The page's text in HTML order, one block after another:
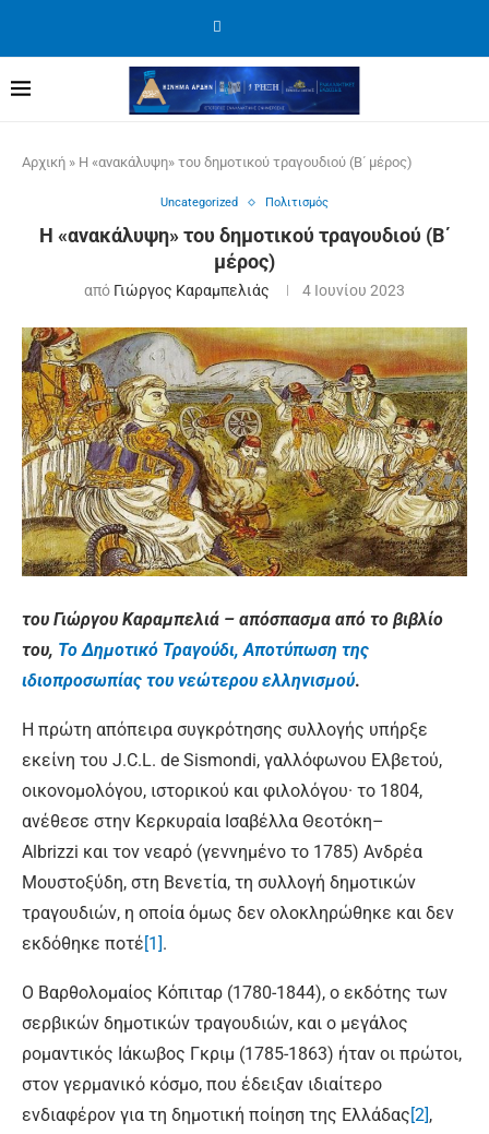
Αρχική » Η «ανακάλυψη» του δημοτικού τραγουδιού (B΄ μέρος)
Uncategorized Πολιτισμός
Η «ανακάλυψη» του δημοτικού τραγουδιού (B΄
μέρος)
από Γιώργος Καραμπελιάς 4 Ιουνίου 2023
του Γιώργου Καραμπελιά – απόσπασμα από το βιβλίο
του, Το Δημοτικό Τραγούδι, Αποτύπωση της
ιδιοπροσωπίας του νεώτερου ελληνισμού.
Η πρώτη απόπειρα συγκρότησης συλλογής υπήρξε
εκείνη του J.C.L. de Sismondi, γαλλόφωνου Ελβετού,
οικονομολόγου, ιστορικού και φιλολόγου· το 1804,
ανέθεσε στην Κερκυραία Ισαβέλλα Θεοτόκη–
Albrizzi και τον νεαρό (γεννημένο το 1785) Ανδρέα
Μουστοξύδη, στη Βενετία, τη συλλογή δημοτικών
τραγουδιών, η οποία όμως δεν ολοκληρώθηκε και δεν
εκδόθηκε ποτέ [1].
Ο Βαρθολομαίος Κόπιταρ (1780-1844), ο εκδότης των
σερβικών δημοτικών τραγουδιών, και ο μεγάλος
ρομαντικός Ιάκωβος Γκριμ (1785-1863) ήταν οι πρώτοι,
στον γερμανικό κόσμο, που έδειξαν ιδιαίτερο
ενδιαφέρον για τη δημοτική ποίηση της Ελλάδας [2],